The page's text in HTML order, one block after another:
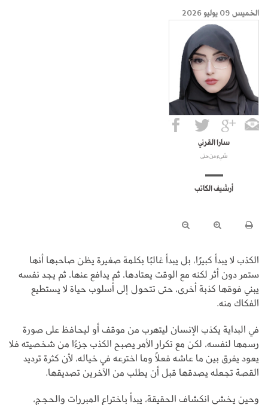
الخميس 09 يوليو 2026
سارا القرني
شيء من حتى
أرشيف الكاتب
الكذب لا يبدأ كبيرًا، بل يبدأ غالبًا بكلمة صغيرة يظن صاحبها أنها
ستمر دون أثر لكنه مع الوقت يعتادها، ثم يدافع عنها، ثم يجد نفسه
يبني فوقها كذبة أخرى، حتى تتحول إلى أسلوب حياة لا يستطيع
الفكاك منه.
في البداية يكذب الإنسان ليتهرب من موقف أو ليحافظ على صورة
رسمها لنفسه، لكن مع تكرار الأمر يصبح الكذب جزءًا من شخصيته فلا
يعود يفرق بين ما عاشه فعلًا وما اخترعه في خياله، لأن كثرة ترديد
القصة تجعله يصدقها قبل أن يطلب من الآخرين تصديقها.
وحين يخشى انكشاف الحقيقة، يبدأ باختراع المبررات والحجج،